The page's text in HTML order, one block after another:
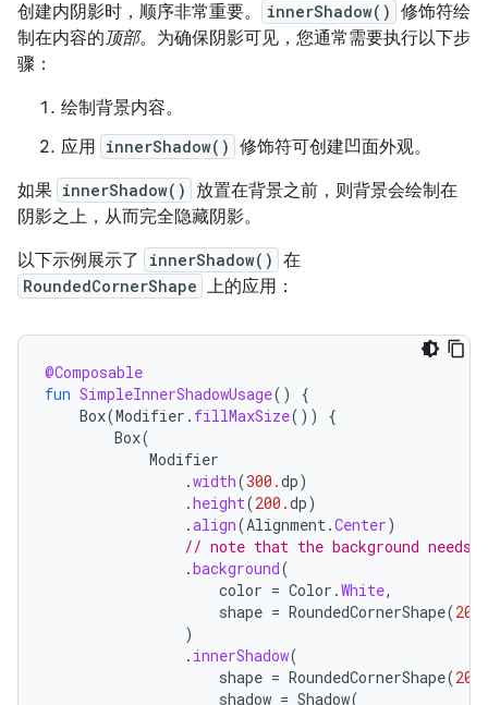
创建内阴影时，顺序非常重要。
innerShadow() 修饰符绘
制在内容的顶部。为确保阴影可见，您通常需要执行以下步
骤：
绘制背景内容。
应用 innerShadow() 修饰符可创建凹面外观。
如果 innerShadow()
放置在背景之前，则背景会绘制在
阴影之上，从而完全隐藏阴影。
以下示例展示了
innerShadow() 在
RoundedCornerShape 上的应用：
@Composable
fun SimpleInnerShadowUsage()
{
Box(Modifier . fillMaxSize())
{
Box(
Modifier
.width(300.dp)
.height(200.dp)
.align(Alignment.Center)
// note that the background needs
.background(
color = Color .White,
shape = RoundedCornerShape(20.
)
. innerShadow(
shape = RoundedCornerShape(20.
shadow = Shadow(